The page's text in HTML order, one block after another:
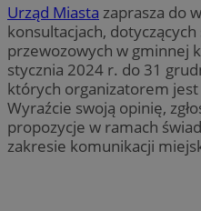
Urząd Miasta zaprasza do
konsultacjach, dotyczących
przewozowych w gminnej
stycznia 2024 r. do 31
których organizatorem jest
Wyraźcie swoją opinię,
propozycje w ramach
zakresie komunikacji